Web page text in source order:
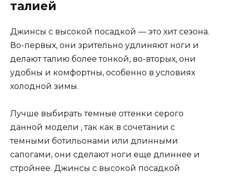
талией
Джинсы с высокой посадкой — это хит сезона.
Во-первых, они зрительно удлиняют ноги и
делают талию более тонкой, во-вторых, они
удобны и комфортны, особенно в условиях
холодной зимы.
Лучше выбирать темные оттенки серого
данной модели , так как в сочетании с
темными ботильонами или длинными
сапогами, они сделают ноги еще длиннее и
стройнее. Джинсы с высокой посадкой